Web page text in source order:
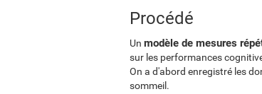
Procédé
Un modèle de mesures
sur les performances
On a d'abord enregistré les
sommeil.